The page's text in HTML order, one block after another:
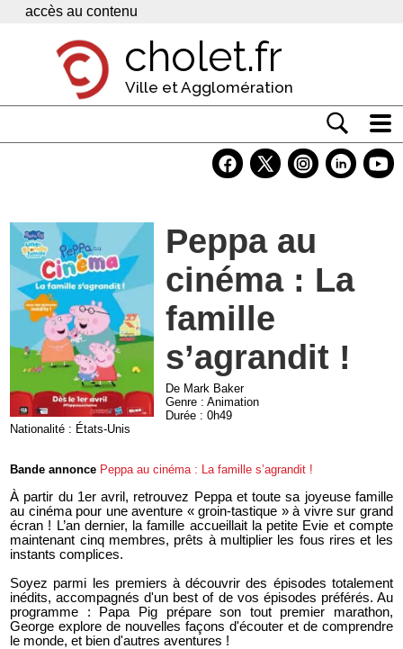
Panneau de gestion des cookies
accès au contenu
cholet.fr
Ville et Agglomération
Economie
Services
Contacts
Peppa au
cinéma : La
famille
s’agrandit !
De Mark Baker
Genre : Animation
Durée : 0h49
Nationalité : États-Unis
Bande annonce Peppa au cinéma : La famille s’agrandit !
À partir du 1er avril, retrouvez Peppa et toute sa joyeuse famille
au cinéma pour une aventure « groin-tastique » à vivre sur grand
écran ! L’an dernier, la famille accueillait la petite Evie et compte
maintenant cinq membres, prêts à multiplier les fous rires et les
instants complices.
Soyez parmi les premiers à découvrir des épisodes totalement
inédits, accompagnés d'un best of de vos épisodes préférés. Au
programme : Papa Pig prépare son tout premier marathon,
George explore de nouvelles façons d'écouter et de comprendre
le monde, et bien d'autres aventures !